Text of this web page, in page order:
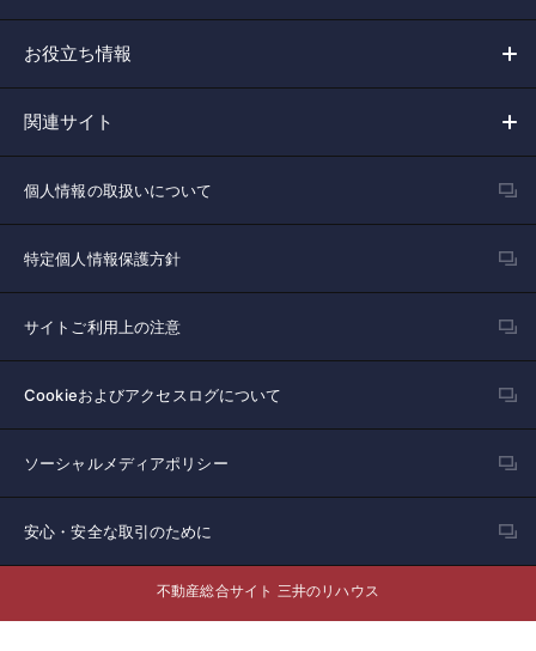
お役立ち情報
関連サイト
個人情報の取扱いについて
特定個人情報保護方針
サイトご利用上の注意
Cookieおよびアクセスログについて
ソーシャルメディアポリシー
安心・安全な取引のために
不動産総合サイト 三井のリハウス